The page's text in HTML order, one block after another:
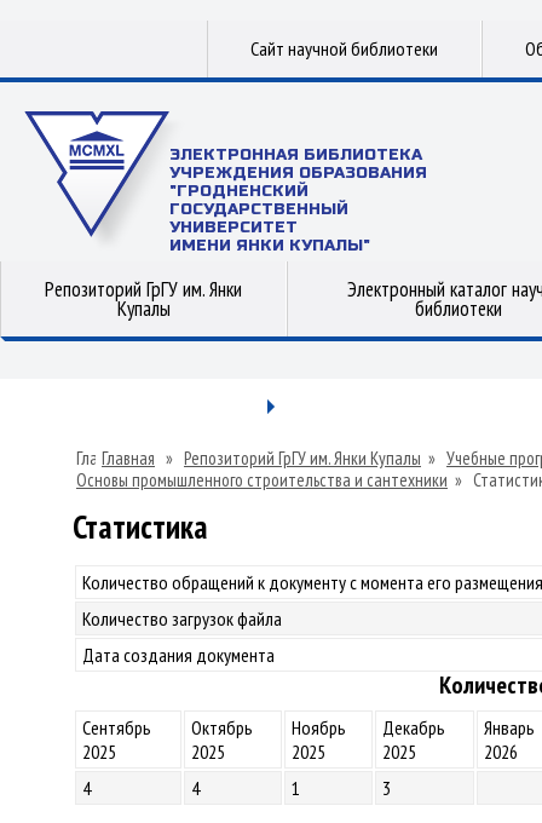
Сайт научной библиотеки
ЭЛЕКТРОННАЯ БИБЛИОТЕКА
УЧРЕЖДЕНИЯ ОБРАЗОВАНИЯ
"ГРОДНЕНСКИЙ
ГОСУДАРСТВЕННЫЙ
УНИВЕРСИТЕТ
ИМЕНИ ЯНКИ КУПАЛЫ"
Репозиторий ГрГУ им. Янки
Купалы
Электронный каталог
библиотеки
Главная » Репозиторий ГрГУ им. Янки Купалы » Учебные
Основы промышленного строительства и сантехники »
Статистика
Количество обращений к документу с момента его
Количество загрузок файла
Дата создания документа
Сентябрь
2025
Октябрь
2025
Ноябрь
2025
Декабрь
2025
Январь
2026
4
4 1 3